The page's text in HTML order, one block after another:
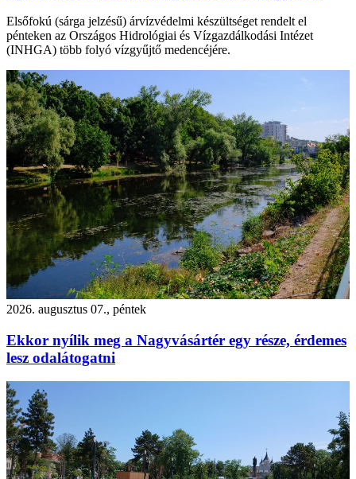
Elsőfokú (sárga jelzésű) árvízvédelmi készültséget rendelt el
pénteken az Országos Hidrológiai és Vízgazdálkodási Intézet
(INHGA) több folyó vízgyűjtő medencéjére.
2026. augusztus 07., péntek
Ekkor nyílik meg a Nagyvásártér egy része, érdemes
lesz odalátogatni